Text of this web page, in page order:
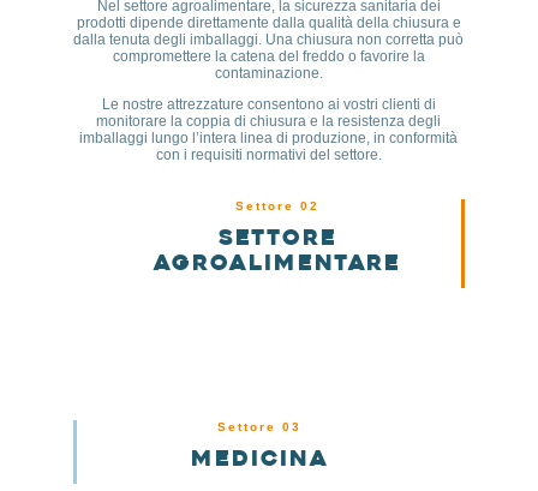
Nel settore agroalimentare, la sicurezza sanitaria dei
prodotti dipende direttamente dalla qualità della chiusura e
dalla tenuta degli imballaggi. Una chiusura non corretta può
compromettere la catena del freddo o favorire la
contaminazione.
Le nostre attrezzature consentono ai vostri clienti di
monitorare la coppia di chiusura e la resistenza degli
imballaggi lungo l’intera linea di produzione, in conformità
con i requisiti normativi del settore.
Settore 02
Settore
agroalimentare
Settore 03
Medicina